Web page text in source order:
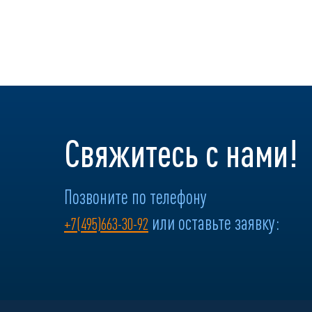
Свяжитесь с нами!
Позвоните по телефону
+7(495)663-30-92 или оставьте заявку: